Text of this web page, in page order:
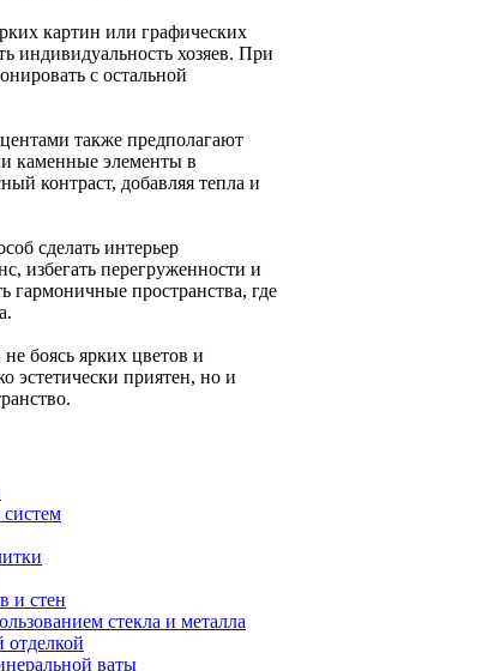
картин или графических
индивидуальность хозяев. При
с остальной
также предполагают
каменные элементы в
контраст, добавляя тепла и
сделать интерьер
избегать перегруженности и
гармоничные пространства, где
боясь ярких цветов и
эстетически приятен, но и
и стен
стекла и металла
ваты